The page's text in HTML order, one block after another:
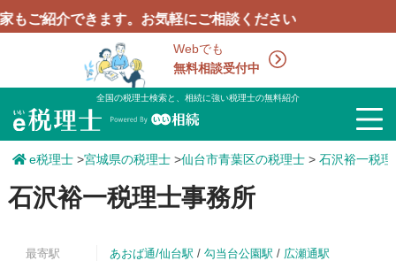
Webでも
無料相談受付中
できます。お気軽にご相談ください
全国の税理士検索と、相続に強い税理士の無料紹介
e税理士>宮城県の税理士>仙台市青葉区の税理士> 石沢裕一税
石沢裕一税理士事務所
最寄駅 あおば通/仙台駅 / 勾当台公園駅 / 広瀬通駅